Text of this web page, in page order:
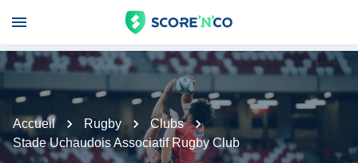
Accueil Rugby
Clubs
Stade Uchaudois Associatif Rugby Club